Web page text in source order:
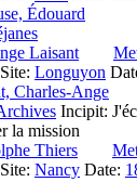
Édouard
Laisant
Site: Longuyon
Charles-Ange
Incipit:
la mission
Thiers
Site: Nancy Date: